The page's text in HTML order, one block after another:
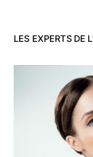
LES EXPERTS DE